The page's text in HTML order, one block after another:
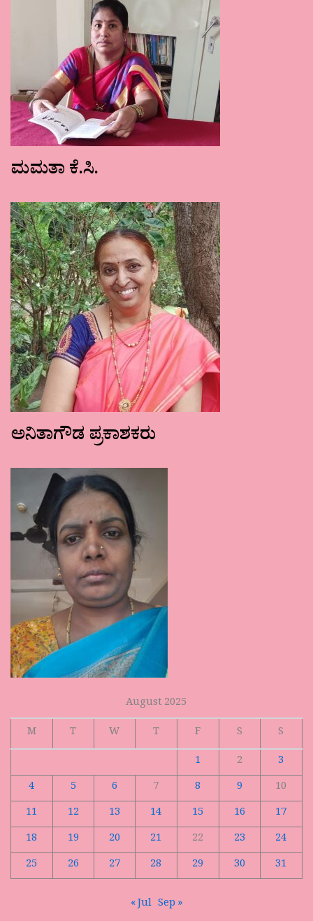
ಮಮತಾ ಕೆ.ಸಿ.
ಅನಿತಾಗೌಡ ಪ್ರಕಾಶಕರು
August 2025
M
T W T F S
S
1
2
3
4
5 6 7 8 9
10
11
12 13 14 15 16
17
18
19 20 21 22 23
24
25
26 27 28 29 30 31
« Jul Sep »